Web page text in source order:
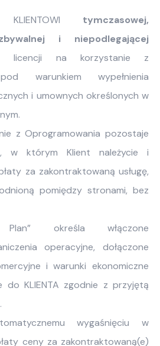
KLIENTOWI tymczasowej,
i niepodlegającej
licencji na korzystanie z
warunkiem wypełnienia
i umownych określonych w
z Oprogramowania pozostaje
w którym Klient należycie i
za zakontraktowaną usługę,
pomiędzy stronami, bez
Plan” określa włączone
operacyjne, dołączone
i warunki ekonomiczne
do KLIENTA zgodnie z przyjętą
wygaśnięciu w
ceny za zakontraktowaną(e)